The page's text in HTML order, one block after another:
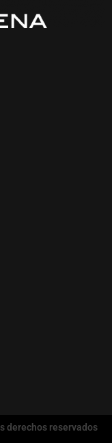
derechos reservados